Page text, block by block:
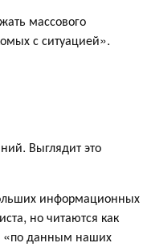
массового
с ситуацией».
Выглядит это
информационных
но читаются как
«по данным наших